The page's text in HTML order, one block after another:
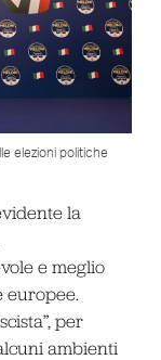
elezioni politiche
la
e meglio
europee.
per
ambienti